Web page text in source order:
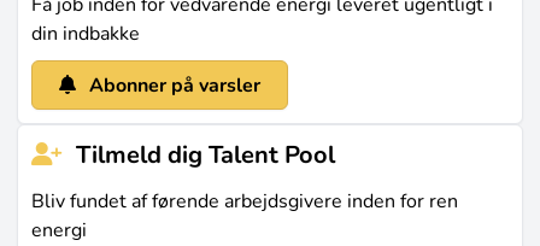
skræddersyede tjenester til at støtte medarbejdere i
en voksende virksomhed efter børsnoteringen (kilde:
career.cambi.com).
Sidst opdateret den maj 30, 2026 |
din indbakke
Abonner på varsler
Tilmeld dig Talent Pool
Bliv fundet af førende arbejdsgivere inden for ren
energi